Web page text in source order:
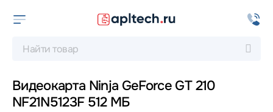
Видеокарта Ninja GeForce GT 210
NF21N5123F 512 МБ